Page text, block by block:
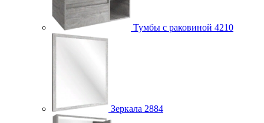
Тумбы с раковиной 4210
Зеркала 2884